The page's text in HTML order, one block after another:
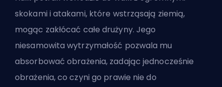
skokami i atakami, które wstrząsają ziemią,
mogąc zakłócać całe drużyny. Jego
niesamowita wytrzymałość pozwala mu
absorbować obrażenia, zadając jednocześnie
obrażenia, co czyni go prawie nie do